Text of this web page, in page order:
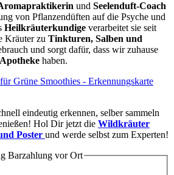
und Seelenduft-Coach
von Pflanzendüften auf die Psyche und
Heilkräuterkundige verarbeitet sie seit
Kräuter zu Tinkturen, Salben und
und sorgt dafür, dass wir zuhause
haben.
eindeutig erkennen, selber sammeln
Hol Dir jetzt die Wildkräuter
Poster und werde selbst zum Experten!
Barzahlung vor Ort